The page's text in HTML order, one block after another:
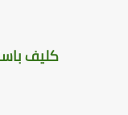
كليف باستن (396 مباراة -